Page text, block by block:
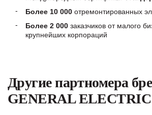
Более 10 000 отремонтированных
Более 2 000 заказчиков от малого
крупнейших корпораций
Другие партномера
GENERAL ELECTRIC